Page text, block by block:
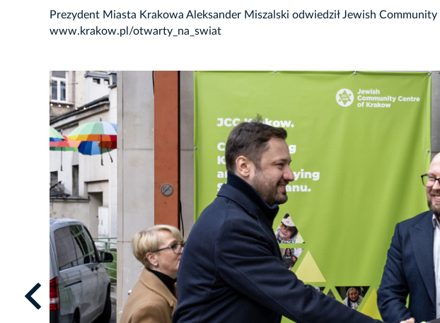
Prezydent Miasta Krakowa Aleksander Miszalski odwiedził Jewish
www.krakow.pl/otwarty_na_swiat